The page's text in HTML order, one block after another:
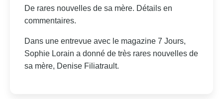
De rares nouvelles de sa mère. Détails en
commentaires.
Dans une entrevue avec le magazine 7 Jours,
Sophie Lorain a donné de très rares nouvelles de
sa mère, Denise Filiatrault.